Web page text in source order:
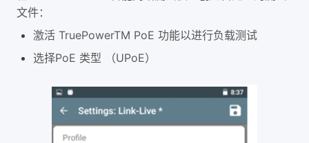
文件：
激活 TruePowerTM PoE 功能以进行负载测试
选择PoE 类型 （UPoE）